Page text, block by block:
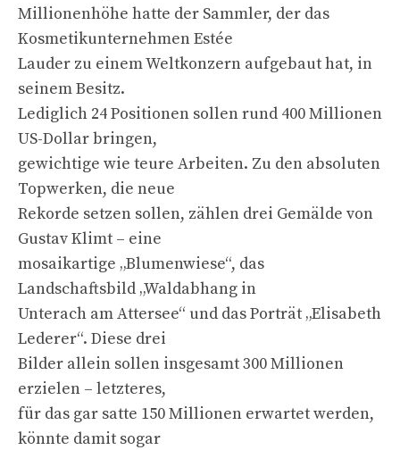
Millionenhöhe hatte der Sammler, der das
Kosmetikunternehmen Estée
Lauder zu einem Weltkonzern aufgebaut hat, in
seinem Besitz.
Lediglich 24 Positionen sollen rund 400 Millionen
US-Dollar bringen,
gewichtige wie teure Arbeiten. Zu den absoluten
Topwerken, die neue
Rekorde setzen sollen, zählen drei Gemälde von
Gustav Klimt – eine
mosaikartige „Blumenwiese“, das
Landschaftsbild „Waldabhang in
Unterach am Attersee“ und das Porträt „Elisabeth
Lederer“. Diese drei
Bilder allein sollen insgesamt 300 Millionen
erzielen – letzteres,
für das gar satte 150 Millionen erwartet werden,
könnte damit sogar